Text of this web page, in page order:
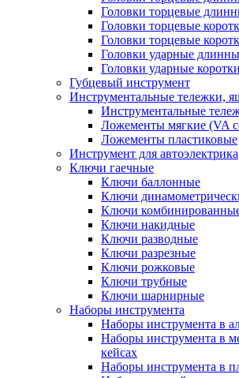
Головки торцевые
Головки торцевые
Головки торцевые
Головки ударные
Головки ударные
Губцевый инструмент
Инструментальные тележки,
Инструментальные
Ложементы мягкие (VA
Ложементы пластиковые
Инструмент для автоэлектрика
Ключи гаечные
Ключи баллонные
Ключи
Ключи
Ключи накидные
Ключи разводные
Ключи разрезные
Ключи рожковые
Ключи трубные
Ключи шарнирные
Наборы инструмента
Наборы инструмента в
Наборы инструмента в
кейсах
Наборы инструмента в